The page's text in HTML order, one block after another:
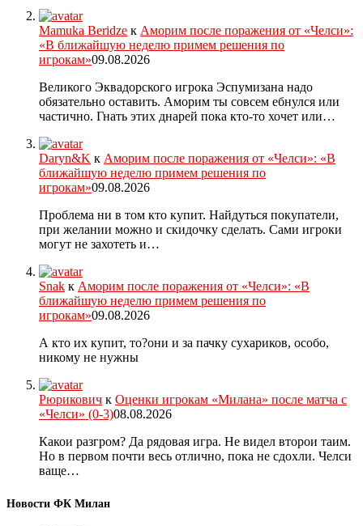
Mamuka Beridze к Аморим после поражения от «Челси»:
«В ближайшую неделю примем решения по
игрокам»09.08.2026
Великого Эквадорского игрока Эспумизана надо
обязательно оставить. Аморим ты совсем ебнулся или
частично. Гнать этих днарей пока кто-то хочет или…
Daryn&K к Аморим после поражения от «Челси»: «В
ближайшую неделю примем решения по
игрокам»09.08.2026
Проблема ни в том кто купит. Найдуться покупатели,
при желании можно и скидочку сделать. Сами игроки
могут не захотеть и…
Snak к Аморим после поражения от «Челси»: «В
ближайшую неделю примем решения по
игрокам»09.08.2026
А кто их купит, то?они и за пачку сухариков, особо,
никому не нужны
Рюрикович к Оценки игрокам «Милана» после матча с
«Челси» (0-3)08.08.2026
Какои разгром? Да рядовая игра. Не видел второи таим.
Но в первом почти весь отлично, пока не сдохли. Челси
ваще…
Новости ФК Милан